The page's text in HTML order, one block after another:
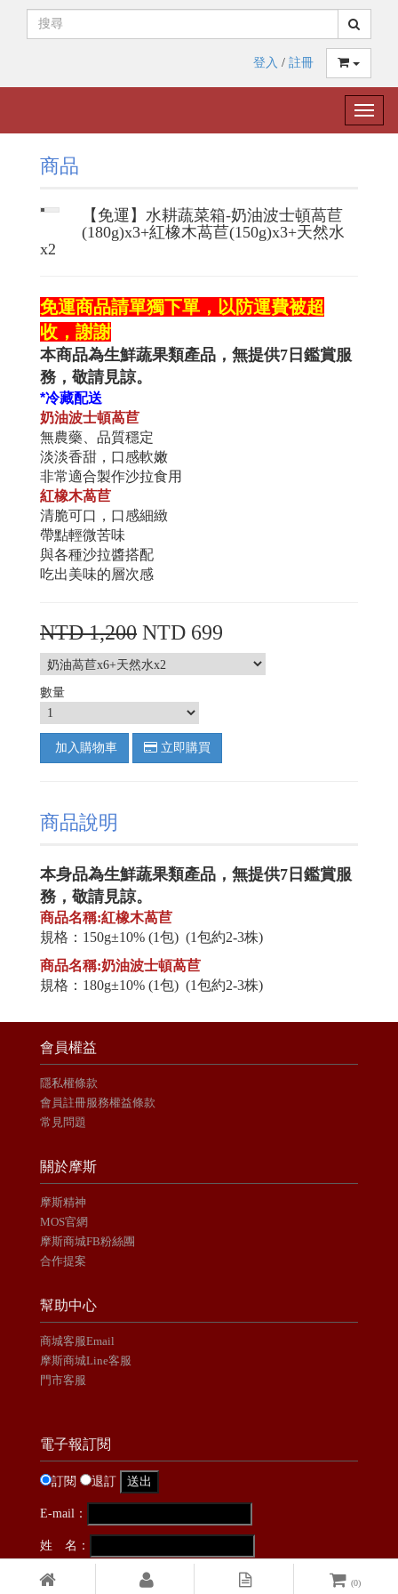
登入 / 註冊
Toggle
商品
【免運】水耕蔬菜箱-奶油波士頓萵苣
(180g)x3+紅橡木萵苣(150g)x3+天然水
x2
免運商品請單獨下單，以防運費被超
收，謝謝
本商品為生鮮蔬果類產品，無提供7日鑑賞服
務，敬請見諒。
*冷藏配送
奶油波士頓萵苣
無農藥、品質穩定
淡淡香甜，口感軟嫩
非常適合製作沙拉食用
紅橡木萵苣
清脆可口，口感細緻
帶點輕微苦味
與各種沙拉醬搭配
吃出美味的層次感
NTD 1,200 NTD 699
數量
加入購物車 立即購買
商品說明
本身品為生鮮蔬果類產品，無提供7日鑑賞服
務，敬請見諒。
商品名稱:紅橡木萵苣
規格：150g±10% (1包) (1包約2-3株)
商品名稱:奶油波士頓萵苣
規格：180g±10% (1包) (1包約2-3株)
會員權益
隱私權條款
會員註冊服務權益條款
常見問題
關於摩斯
摩斯精神
MOS官網
摩斯商城FB粉絲團
合作提案
幫助中心
商城客服Email
摩斯商城Line客服
門市客服
電子報訂閱
訂閱 退訂
E-mail：
姓 名：
Powered by EzBrand. (0)